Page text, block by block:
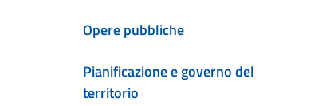
Opere pubbliche
Pianificazione e governo del
territorio